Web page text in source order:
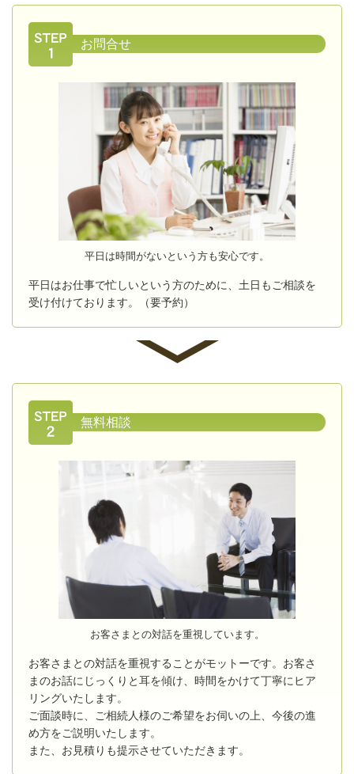
お問合せ
平日は時間がないという方も安心です。
平日はお仕事で忙しいという方のために、土日もご相談を
受け付けております。（要予約）
無料相談
お客さまとの対話を重視しています。
お客さまとの対話を重視することがモットーです。お客さ
まのお話にじっくりと耳を傾け、時間をかけて丁寧にヒア
リングいたします。
ご面談時に、ご相続人様のご希望をお伺いの上、今後の進
め方をご説明いたします。
また、お見積りも提示させていただきます。